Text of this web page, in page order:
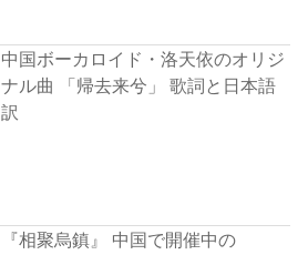
中国ボーカロイド・洛天依のオリジ
ナル曲 「帰去来兮」 歌詞と日本語
訳
『相聚烏鎮』 中国で開催中の